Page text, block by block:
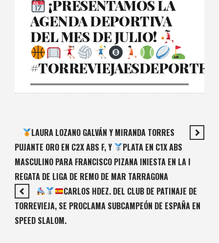
¡PRESENTAMOS LA
AGENDA DEPORTIVA
DEL MES DE JULIO!
#TORREVIEJAESDEPORTE
LAURA LOZANO GALVÁN Y MIRANDA TORRES
PUJANTE ORO EN C2X ABS F, Y
PLATA EN C1X ABS
MASCULINO PARA FRANCISCO PIZANA INIESTA EN LA I
REGATA DE LIGA DE REMO DE MAR TARRAGONA
CARLOS HDEZ. DEL CLUB DE PATINAJE DE
TORREVIEJA, SE PROCLAMA SUBCAMPEÓN DE ESPAÑA EN
SPEED SLALOM.